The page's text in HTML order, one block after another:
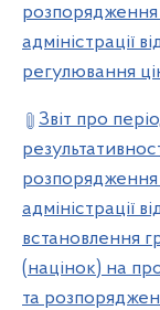
розпорядження
адміністрації
регулювання
Звіт про
розпорядження
адміністрації
встановлення
(націнок) на
та